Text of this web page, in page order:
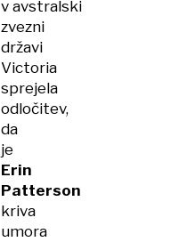
v avstralski
zvezni
državi
Victoria
sprejela
odločitev,
da
je
Erin
Patterson
kriva
umora